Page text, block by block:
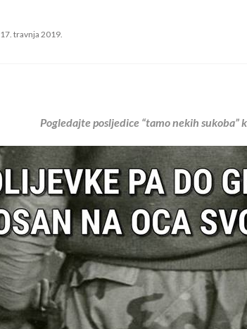
Posted
17. travnja 2019.
Pogledajte posljedice “tamo nekih